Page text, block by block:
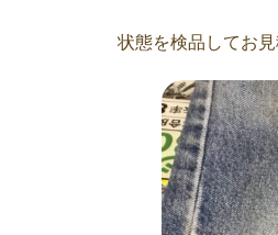
状態を検品してお